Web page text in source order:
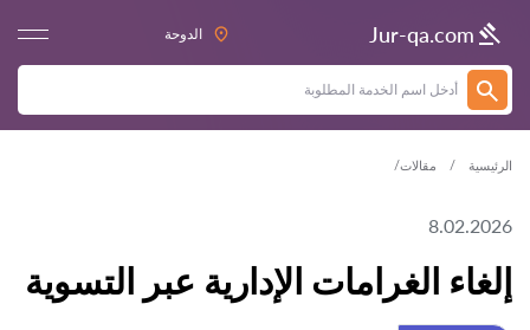
Jur-qa.com الدوحة
الرئيسية مقالات
8.02.2026
إلغاء الغرامات الإدارية عبر التسوية